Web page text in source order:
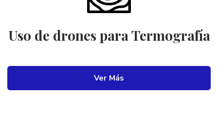
Uso de drones para Termografía
Ver Más